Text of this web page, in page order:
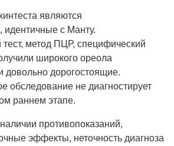
являются
идентичные с Манту.
метод ПЦР, специфический
широкого ореола
довольно дорогостоящие.
обследование не диагностирует
раннем этапе.
противопоказаний,
эффекты, неточность диагноза